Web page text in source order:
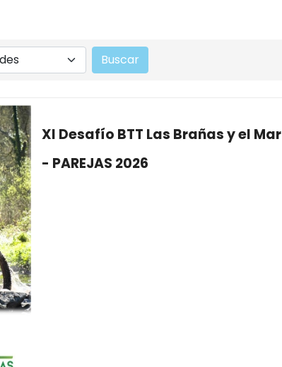
XI Desafío BTT Las Brañas y el Mar
- PAREJAS 2026